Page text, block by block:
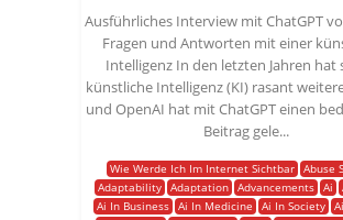
Ausführliches Interview mit ChatGPT
Fragen und Antworten mit einer
Intelligenz In den letzten Jahren hat
künstliche Intelligenz (KI) rasant
und OpenAI hat mit ChatGPT einen
Beitrag gele...
Wie Werde Ich Im Internet Sichtbar
Abuse
Adaptability Adaptation Advancements Ai
Ai In Business
Ai In Medicine Ai In Society